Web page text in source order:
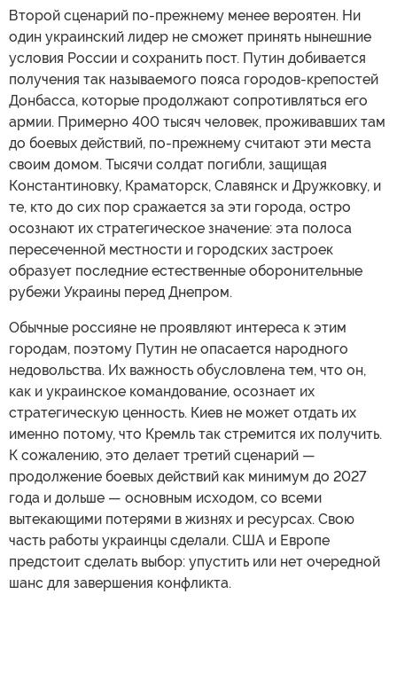
Второй сценарий по-прежнему менее вероятен. Ни
один украинский лидер не сможет принять нынешние
условия России и сохранить пост. Путин добивается
получения так называемого пояса городов-крепостей
Донбасса, которые продолжают сопротивляться его
армии. Примерно 400 тысяч человек, проживавших там
до боевых действий, по-прежнему считают эти места
своим домом. Тысячи солдат погибли, защищая
Константиновку, Краматорск, Славянск и Дружковку, и
те, кто до сих пор сражается за эти города, остро
осознают их стратегическое значение: эта полоса
пересеченной местности и городских застроек
образует последние естественные оборонительные
рубежи Украины перед Днепром.
Обычные россияне не проявляют интереса к этим
городам, поэтому Путин не опасается народного
недовольства. Их важность обусловлена тем, что он,
как и украинское командование, осознает их
стратегическую ценность. Киев не может отдать их
именно потому, что Кремль так стремится их получить.
К сожалению, это делает третий сценарий —
продолжение боевых действий как минимум до 2027
года и дольше — основным исходом, со всеми
вытекающими потерями в жизнях и ресурсах. Свою
часть работы украинцы сделали. США и Европе
предстоит сделать выбор: упустить или нет очередной
шанс для завершения конфликта.